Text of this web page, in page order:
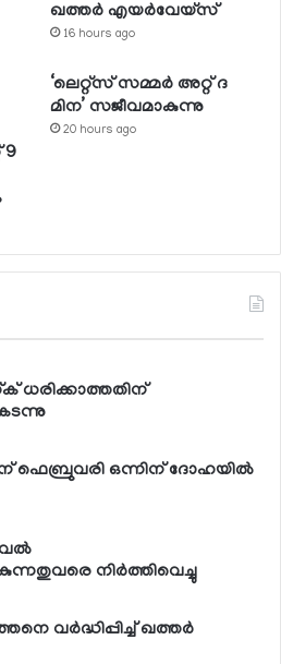
ഖത്തര്‍ എയര്‍വേയ്സ്
16 hours ago
9
‘ലെറ്റ്‌സ് സമ്മര്‍ അറ്റ് ദ
മിന’ സജീവമാകുന്നു
20 hours ago
ധരിക്കാത്തതിന്
ഫെബ്രുവരി ഒന്നിന് ദോഹയില്‍
നിര്‍ത്തിവെച്ചു
വര്‍ദ്ധിപ്പിച്ച് ഖത്തര്‍